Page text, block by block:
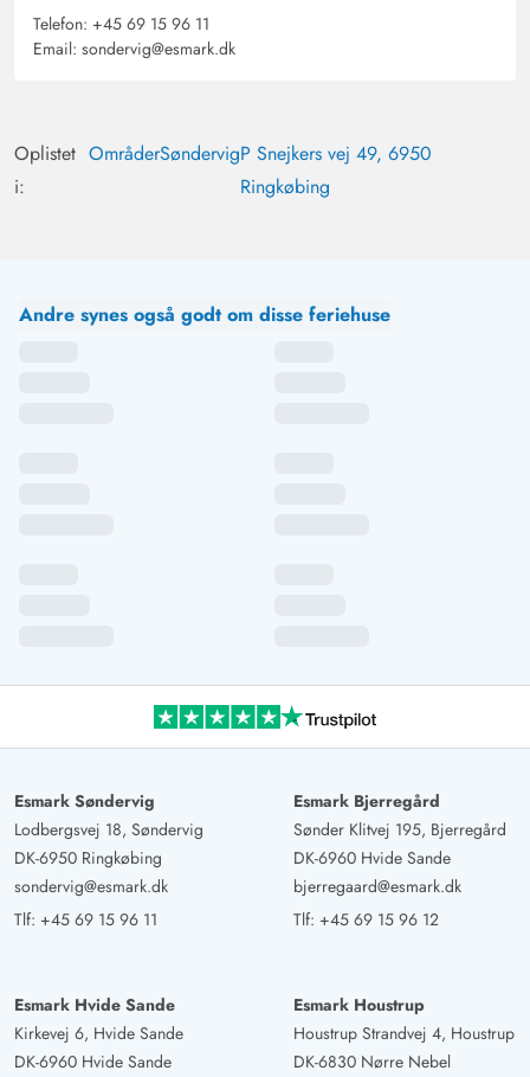
Telefon: +45 69 15 96 11
Email: sondervig@esmark.dk
Oplistet
i:
OmråderSøndervigP Snejkers vej 49, 6950
Ringkøbing
Andre synes også godt om disse feriehuse
Esmark Søndervig
Lodbergsvej 18, Søndervig
DK-6950 Ringkøbing
sondervig@esmark.dk
Tlf: +45 69 15 96 11
Esmark Bjerregård
Sønder Klitvej 195, Bjerregård
DK-6960 Hvide Sande
bjerregaard@esmark.dk
Tlf: +45 69 15 96 12
Esmark Hvide Sande
Kirkevej 6, Hvide Sande
DK-6960 Hvide Sande
Esmark Houstrup
Houstrup Strandvej 4, Houstrup
DK-6830 Nørre Nebel